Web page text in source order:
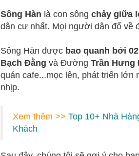
Sông Hàn là con sông chảy giữa
dân cư nhất. Mọi người dân đổ về
Sông Hàn đượcbao quanh bởi
Bạch Đằng và Đường Trần Hưng
quán cafe...mọc lên, phát triển lớn
nhịp.
Xem thêm >> Top 10+ Nhà
Khách